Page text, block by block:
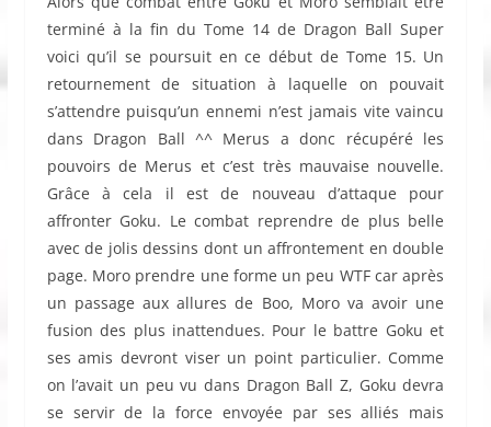
terminé à la fin du Tome 14 de Dragon Ball Super
voici qu’il se poursuit en ce début de Tome 15. Un
retournement de situation à laquelle on pouvait
s’attendre puisqu’un ennemi n’est jamais vite vaincu
dans Dragon Ball ^^ Merus a donc récupéré les
pouvoirs de Merus et c’est très mauvaise nouvelle.
Grâce à cela il est de nouveau d’attaque pour
affronter Goku. Le combat reprendre de plus belle
avec de jolis dessins dont un affrontement en double
page. Moro prendre une forme un peu WTF car après
un passage aux allures de Boo, Moro va avoir une
fusion des plus inattendues. Pour le battre Goku et
ses amis devront viser un point particulier. Comme
on l’avait un peu vu dans Dragon Ball Z, Goku devra
se servir de la force envoyée par ses alliés mais